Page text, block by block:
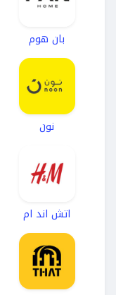
بان هوم
نون
اتش اند ام